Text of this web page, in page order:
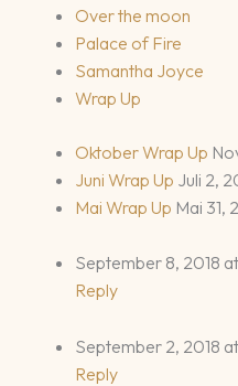
Over the moon
Palace of Fire
Samantha Joyce
Wrap Up
Oktober Wrap Up
Juni Wrap Up Juli 2,
Mai Wrap Up Mai 31,
September 8, 2018 at
Reply
September 2, 2018 at
Reply